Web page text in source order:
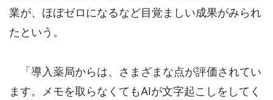
業が、ほぼゼロになるなど目覚ましい成果がみられ
たという。
「導入薬局からは、さまざまな点が評価されてい
ます。メモを取らなくてもAIが文字起こしをしてく